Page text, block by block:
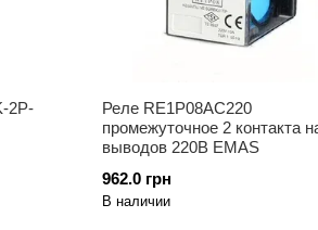
2P-
Реле RE1P08AC220
промежуточное 2 контакта
выводов 220В EMAS
962.0 грн
В наличии